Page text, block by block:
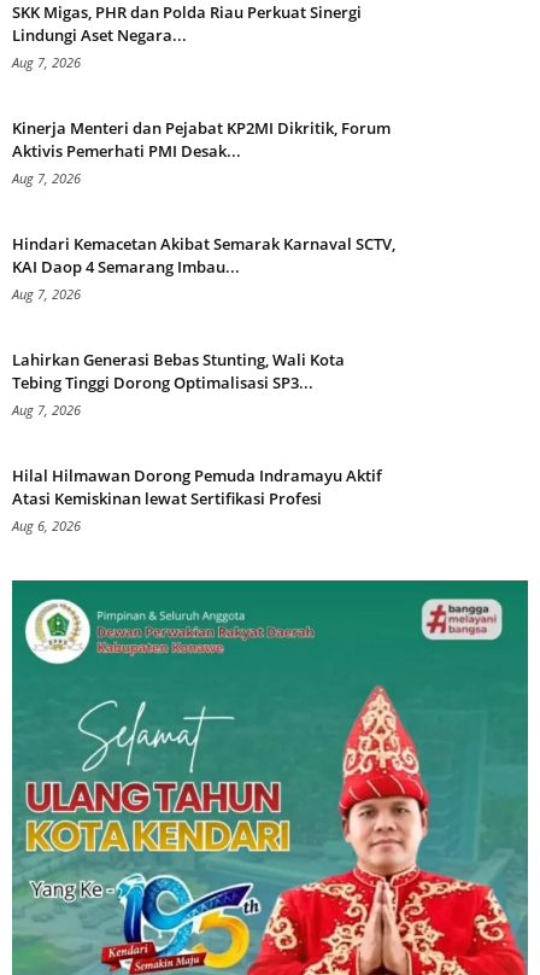
SKK Migas, PHR dan Polda Riau Perkuat Sinergi
Lindungi Aset Negara...
Aug 7, 2026
Kinerja Menteri dan Pejabat KP2MI Dikritik, Forum
Aktivis Pemerhati PMI Desak...
Aug 7, 2026
Hindari Kemacetan Akibat Semarak Karnaval SCTV,
KAI Daop 4 Semarang Imbau...
Aug 7, 2026
Lahirkan Generasi Bebas Stunting, Wali Kota
Tebing Tinggi Dorong Optimalisasi SP3...
Aug 7, 2026
Hilal Hilmawan Dorong Pemuda Indramayu Aktif
Atasi Kemiskinan lewat Sertifikasi Profesi
Aug 6, 2026